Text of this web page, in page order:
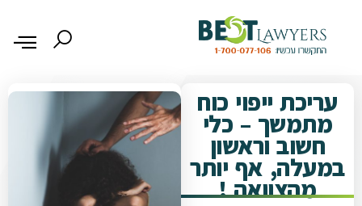
עריכת ייפוי כוח
מתמשך – כלי
חשוב וראשון
במעלה, אף יותר
מהצוואה !